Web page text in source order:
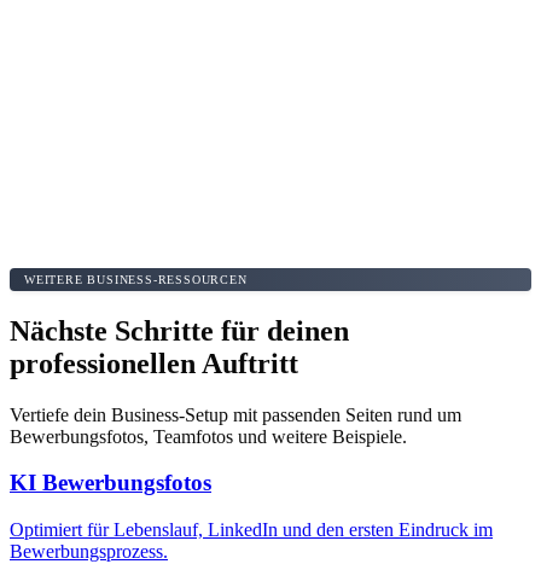
WEITERE BUSINESS-RESSOURCEN
Nächste Schritte für deinen
professionellen Auftritt
Vertiefe dein Business-Setup mit passenden Seiten rund um
Bewerbungsfotos, Teamfotos und weitere Beispiele.
KI Bewerbungsfotos
Optimiert für Lebenslauf, LinkedIn und den ersten Eindruck im
Bewerbungsprozess.